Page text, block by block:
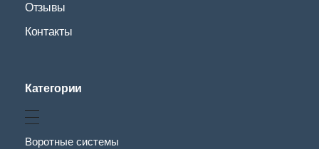
Отзывы
Контакты
Категории
Воротные системы